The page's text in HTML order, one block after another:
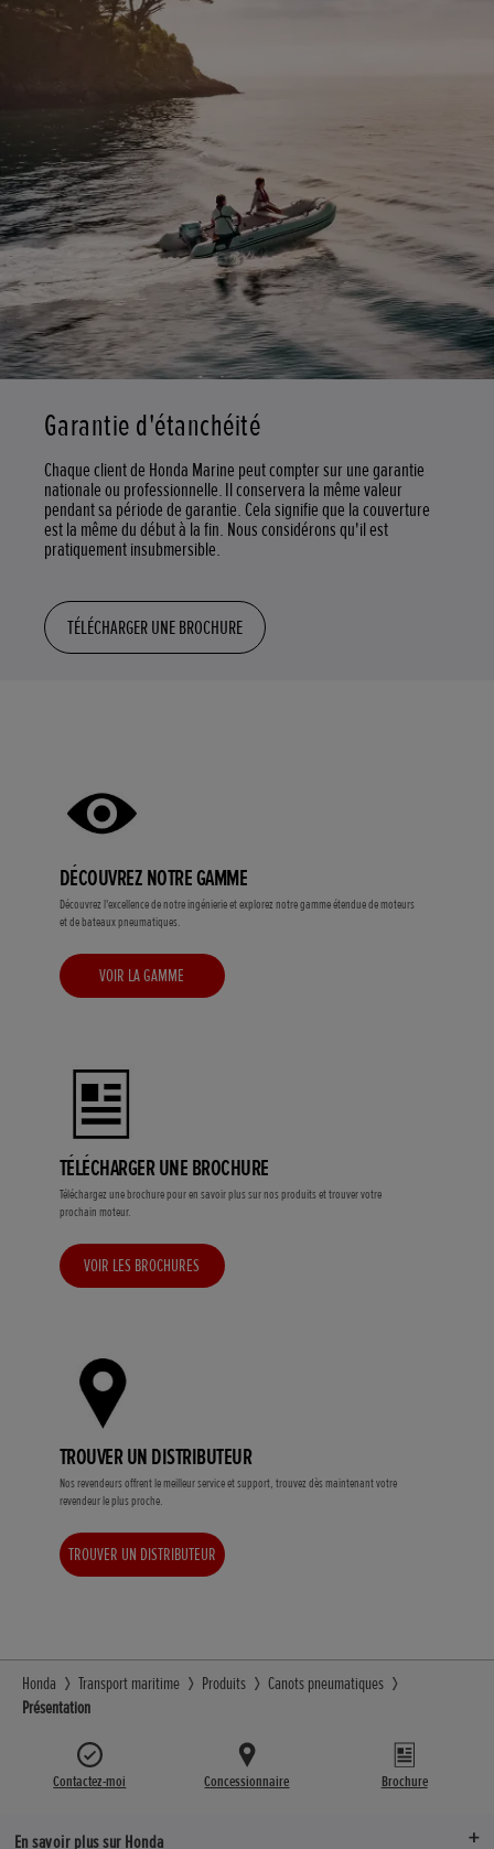
Garantie d'étanchéité
Chaque client de Honda Marine peut compter sur une garantie
nationale ou professionnelle. Il conservera la même valeur
pendant sa période de garantie. Cela signifie que la couverture
est la même du début à la fin. Nous considérons qu'il est
pratiquement insubmersible.
TÉLÉCHARGER UNE BROCHURE
DÉCOUVREZ NOTRE GAMME
Découvrez l'excellence de notre ingénierie et explorez notre gamme étendue de moteurs
et de bateaux pneumatiques.
VOIR LA GAMME
TÉLÉCHARGER UNE BROCHURE
Téléchargez une brochure pour en savoir plus sur nos produits et trouver votre
prochain moteur.
VOIR LES BROCHURES
TROUVER UN DISTRIBUTEUR
Nos revendeurs offrent le meilleur service et support, trouvez dès maintenant votre
revendeur le plus proche.
TROUVER UN DISTRIBUTEUR
Honda Transport maritime Produits
Canots pneumatiques
Présentation
Contactez-moi Concessionnaire Brochure
En savoir plus sur Honda